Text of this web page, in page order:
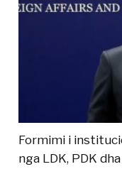
Formimi i
nga LDK, PDK